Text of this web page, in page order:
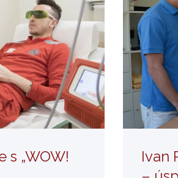
a sport